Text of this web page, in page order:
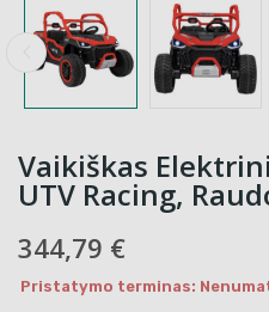
Vaikiškas
UTV Racing,
344,79 €
Pristatymo terminas: